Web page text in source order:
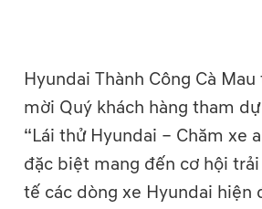
Hyundai Thành Công Cà
mời Quý khách hàng tham
“Lái thử Hyundai – Chăm xe
đặc biệt mang đến cơ hội
tế các dòng xe Hyundai hiện